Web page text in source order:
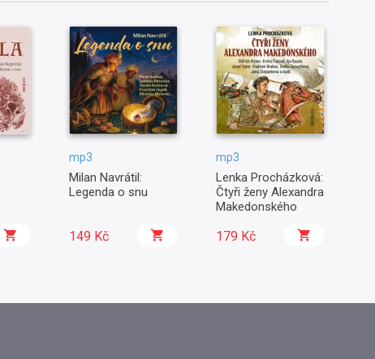
mp3
Milan Navrátil:
Legenda o snu
149 Kč
mp3
Lenka Procházková:
Čtyři ženy Alexandra
Makedonského
179 Kč